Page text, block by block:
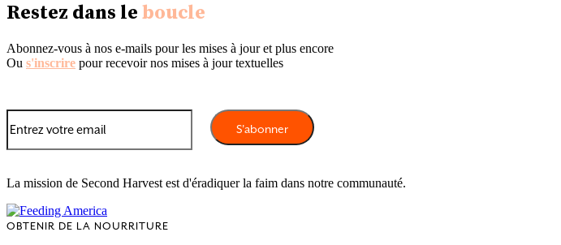
Restez dans le boucle
Abonnez-vous à nos e-mails pour les mises à jour et plus encore
Ou s'inscrire pour recevoir nos mises à jour textuelles
La mission de Second Harvest est d'éradiquer la faim dans notre communauté.
OBTENIR DE LA NOURRITURE